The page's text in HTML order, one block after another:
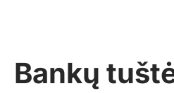
Bankų